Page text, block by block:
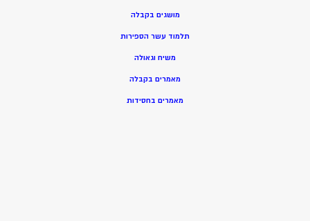
מושגים בקבלה
תלמוד עשר הספירות
משיח וגאולה
מאמרים בקבלה
מאמרים בחסידות